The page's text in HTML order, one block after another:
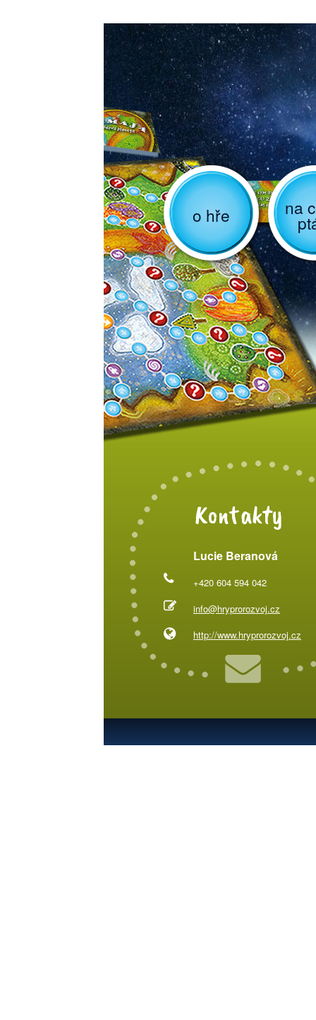
o hře na
Kontakty
Lucie Beranová
+420 604 594 042
info@hryprorozvoj.cz
http://www.hryprorozvoj.cz